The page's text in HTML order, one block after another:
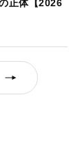
正体【2026